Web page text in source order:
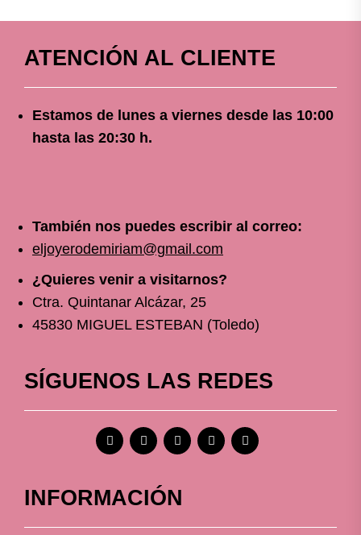
ATENCIÓN AL CLIENTE
Estamos de lunes a viernes desde las 10:00
hasta las 20:30 h.
También nos puedes escribir al correo:
eljoyerodemiriam@gmail.com
¿Quieres venir a visitarnos?
Ctra. Quintanar Alcázar, 25
45830 MIGUEL ESTEBAN (Toledo)
SÍGUENOS LAS REDES
INFORMACIÓN